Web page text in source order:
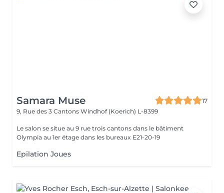
Samara Muse
17
9, Rue des 3 Cantons Windhof (Koerich) L-8399
Le salon se situe au 9 rue trois cantons dans le bâtiment
Olympia au 1er étage dans les bureaux E21-20-19
Epilation Joues